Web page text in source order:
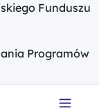
Funduszu
Programów